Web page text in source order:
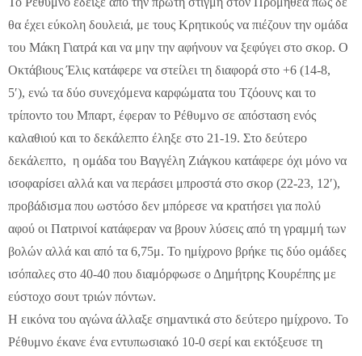
θα έχει εύκολη δουλειά, με τους Κρητικούς να πιέζουν την ομάδα
του Μάκη Γιατρά και να μην την αφήνουν να ξεφύγει στο σκορ. Ο
Οκτάβιους Έλις κατάφερε να στείλει τη διαφορά στο +6 (14-8,
5′), ενώ τα δύο συνεχόμενα καρφώματα του Τζόουνς και το
τρίποντο του Μπαρτ, έφεραν το Ρέθυμνο σε απόσταση ενός
καλαθιού και το δεκάλεπτο έληξε στο 21-19. Στο δεύτερο
δεκάλεπτο, η ομάδα του Βαγγέλη Ζιάγκου κατάφερε όχι μόνο να
ισοφαρίσει αλλά και να περάσει μπροστά στο σκορ (22-23, 12′),
προβάδισμα που ωστόσο δεν μπόρεσε να κρατήσει για πολύ
αφού οι Πατρινοί κατάφεραν να βρουν λύσεις από τη γραμμή των
βολών αλλά και από τα 6,75μ. Το ημίχρονο βρήκε τις δύο ομάδες
ισόπαλες στο 40-40 που διαμόρφωσε ο Δημήτρης Κουρέπης με
εύστοχο σουτ τριών πόντων.
H εικόνα του αγώνα άλλαξε σημαντικά στο δεύτερο ημίχρονο. Το
Ρέθυμνο έκανε ένα εντυπωσιακό 10-0 σερί και εκτόξευσε τη